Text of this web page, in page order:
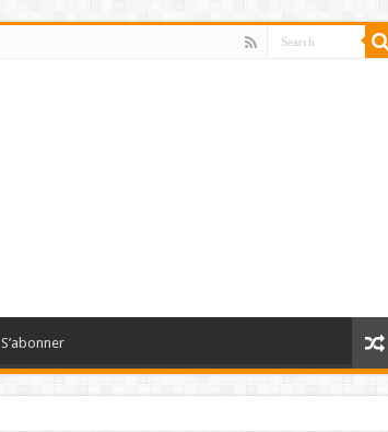
S’abonner